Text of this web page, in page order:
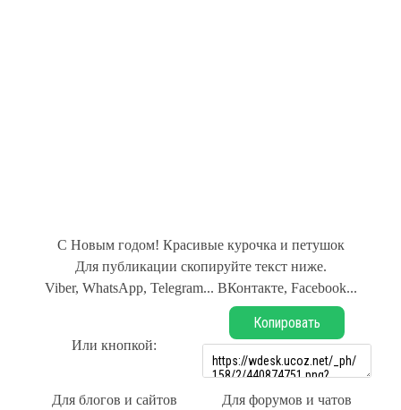
С Новым годом! Красивые курочка и петушок
Для публикации скопируйте текст ниже.
Viber, WhatsApp, Telegram... ВКонтакте, Facebook...
Или кнопкой:
Копировать
Для блогов и сайтов Для форумов и чатов